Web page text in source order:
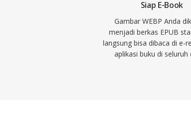
Siap E-Book
Gambar WEBP Anda
menjadi berkas EPUB
langsung bisa dibaca di e-
aplikasi buku di seluruh